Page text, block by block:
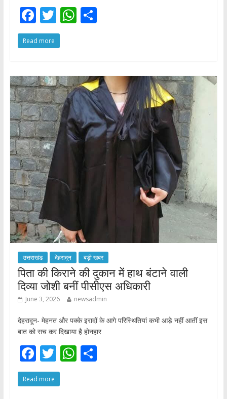
F
ac
e
o
o
k
T
w
itt
W
A
p
p
S
Read more
उत्तराखंड देहरादून बड़ी खबर
​पिता की किराने की दुकान में हाथ बंटाने वाली
दिव्या जोशी बनीं पीसीएस अधिकारी
June 3, 2026 newsadmin
देहरादून- मेहनत और पक्के इरादों के आगे परिस्थितियां कभी आड़े नहीं आतीं इस
बात को सच कर दिखाया है होनहार
F
ac
e
T
w
itt
W S
Read more